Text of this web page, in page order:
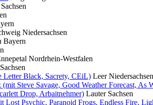
Sachsen
Niedersachsen
Bayern
Nordrhein-Westfalen
Sachsen
Letter Black, Sacrety, CEiL) Leer Niedersachsen
Steve Savage, Good Weather Forecast,
Drop, Arbaitnehmer) Lauter Sachsen
Lost Psychic, Paranoid Frogs, Endless Fire,